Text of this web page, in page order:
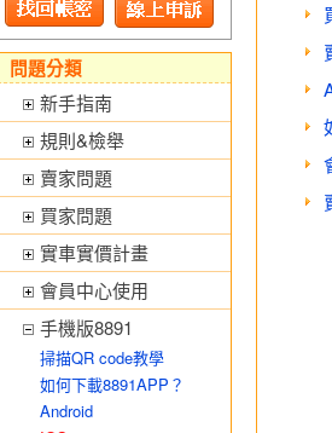
問題分類
新手指南
規則&檢舉
賣家問題
買家問題
實車實價計畫
會員中心使用
手機版8891
掃描QR code教學
如何下載8891APP？
Android